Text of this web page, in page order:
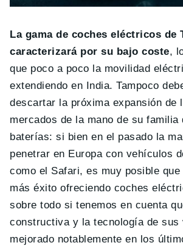
La gama de coches eléctricos de
caracterizará por su bajo coste,
que poco a poco la movilidad
extendiendo en India. Tampoco
descartar la próxima expansión de
mercados de la mano de su familia
baterías: si bien en el pasado la
penetrar en Europa con vehículos
como el Safari, es muy posible
más éxito ofreciendo coches
sobre todo si tenemos en cuenta
constructiva y la tecnología de sus
mejorado notablemente en los